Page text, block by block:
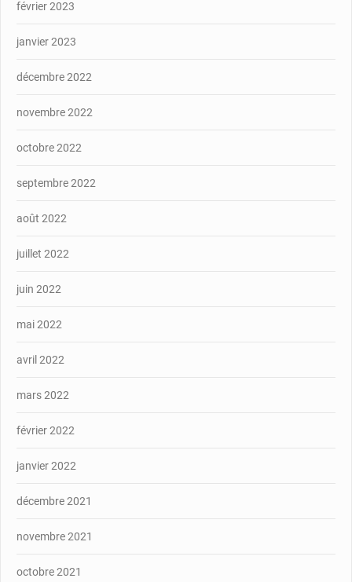
février 2023
janvier 2023
décembre 2022
novembre 2022
octobre 2022
septembre 2022
août 2022
juillet 2022
juin 2022
mai 2022
avril 2022
mars 2022
février 2022
janvier 2022
décembre 2021
novembre 2021
octobre 2021